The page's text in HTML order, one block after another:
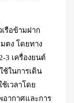
รือข้ามฝาก
ตง โดยทาง
3 เครื่องยนต์
ช้ในการเดิน
เวลาโดย
ากาศและการ